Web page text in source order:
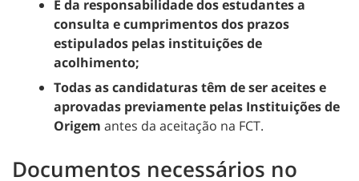
É da responsabilidade dos estudantes a
consulta e cumprimentos dos prazos
estipulados pelas instituições de
acolhimento;
Todas as candidaturas têm de ser aceites e
aprovadas previamente pelas Instituições de
Origem antes da aceitação na FCT.
Documentos necessários no